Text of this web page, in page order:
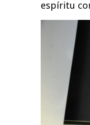
espíritu